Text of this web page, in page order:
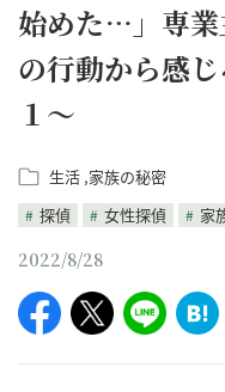
始めた…」専業
の行動から感
１～
生活 家族の秘密
探偵
女性探偵 家
2022/8/28